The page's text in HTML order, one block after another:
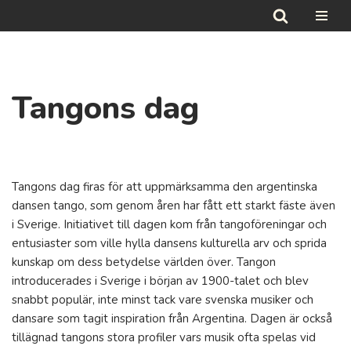
Tangons dag
Tangons dag firas för att uppmärksamma den argentinska
dansen tango, som genom åren har fått ett starkt fäste även
i Sverige. Initiativet till dagen kom från tangoföreningar och
entusiaster som ville hylla dansens kulturella arv och sprida
kunskap om dess betydelse världen över. Tangon
introducerades i Sverige i början av 1900-talet och blev
snabbt populär, inte minst tack vare svenska musiker och
dansare som tagit inspiration från Argentina. Dagen är också
tillägnad tangons stora profiler vars musik ofta spelas vid